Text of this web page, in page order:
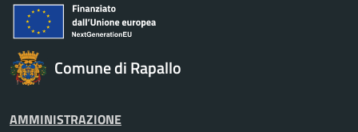
Comune di Rapallo
AMMINISTRAZIONE